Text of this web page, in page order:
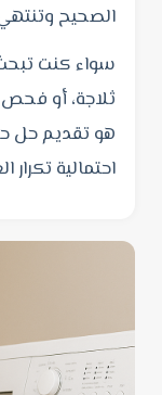
الصحيح
سواء كنت
ثلاجة، أو فحص
هو تقديم حل
احتمالية تكرار